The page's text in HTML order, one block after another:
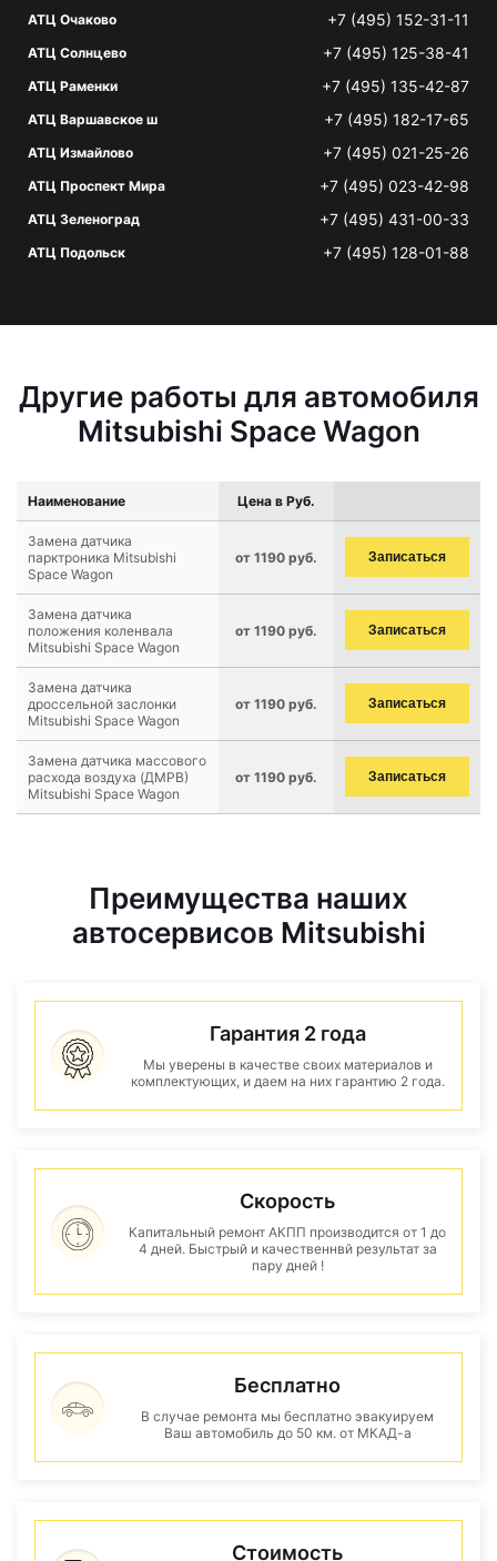
АТЦ Очаково +7 (495) 152-31-11
АТЦ Солнцево +7 (495) 125-38-41
АТЦ Раменки +7 (495) 135-42-87
АТЦ Варшавское ш +7 (495) 182-17-65
АТЦ Измайлово +7 (495) 021-25-26
АТЦ Проспект Мира +7 (495) 023-42-98
АТЦ Зеленоград +7 (495) 431-00-33
АТЦ Подольск +7 (495) 128-01-88
Другие работы для автомобиля
Mitsubishi Space Wagon
Наименование Цена в Руб.
Замена датчика
парктроника Mitsubishi
Space Wagon
от 1190 руб. Записаться
Замена датчика
положения коленвала
Mitsubishi Space Wagon
от 1190 руб. Записаться
Замена датчика
дроссельной заслонки
Mitsubishi Space Wagon
от 1190 руб. Записаться
Замена датчика массового
расхода воздуха (ДМРВ)
Mitsubishi Space Wagon
от 1190 руб. Записаться
Преимущества наших
автосервисов Mitsubishi
Гарантия 2 года
Мы уверены в качестве своих материалов и
комплектующих, и даем на них гарантию 2 года.
Скорость
Капитальный ремонт АКПП производится от 1 до
4 дней. Быстрый и качественнвй результат за
пару дней !
Бесплатно
В случае ремонта мы бесплатно эвакуируем
Ваш автомобиль до 50 км. от МКАД-а
Стоимость